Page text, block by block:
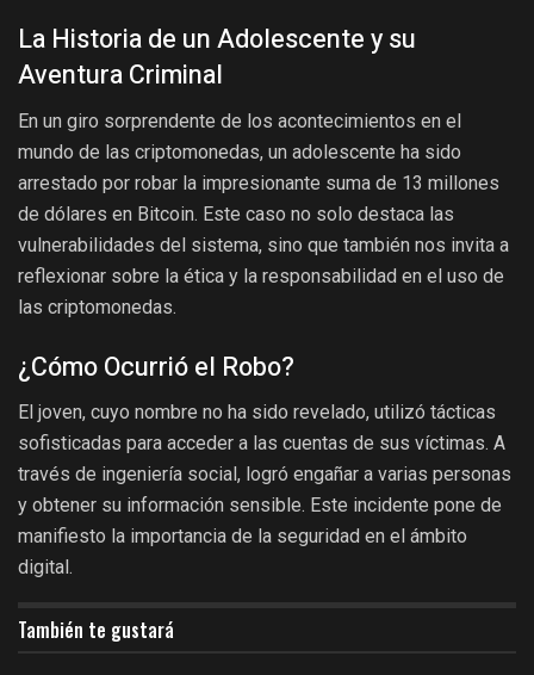
La Historia de un Adolescente y su
Aventura Criminal
En un giro sorprendente de los acontecimientos en el
mundo de las criptomonedas, un adolescente ha sido
arrestado por robar la impresionante suma de 13 millones
de dólares en Bitcoin. Este caso no solo destaca las
vulnerabilidades del sistema, sino que también nos invita a
reflexionar sobre la ética y la responsabilidad en el uso de
las criptomonedas.
¿Cómo Ocurrió el Robo?
El joven, cuyo nombre no ha sido revelado, utilizó tácticas
sofisticadas para acceder a las cuentas de sus víctimas. A
través de ingeniería social, logró engañar a varias personas
y obtener su información sensible. Este incidente pone de
manifiesto la importancia de la seguridad en el ámbito
digital.
También te gustará